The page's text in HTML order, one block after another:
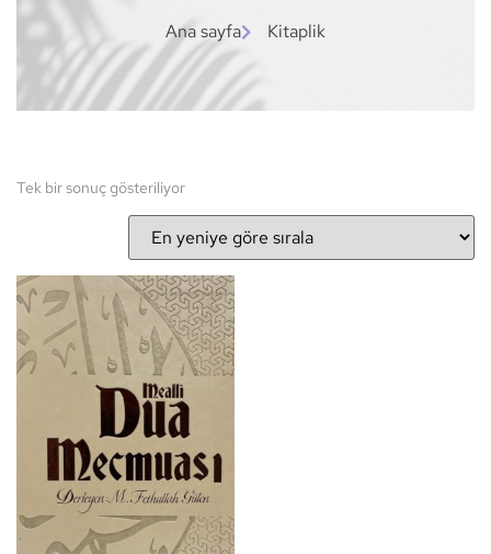
Ana sayfa Kitaplik
Tek bir sonuç gösteriliyor